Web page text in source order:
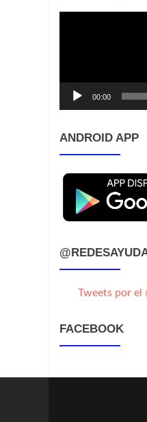
00:00
ANDROID APP
Tweets por el
FACEBOOK